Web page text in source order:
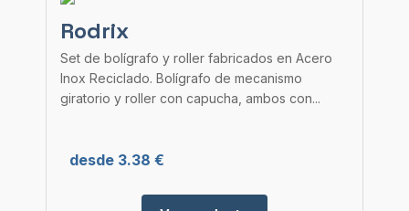
Rodrix
Set de bolígrafo y roller fabricados en Acero
Inox Reciclado. Bolígrafo de mecanismo
giratorio y roller con capucha, ambos con...
desde 3.38 €